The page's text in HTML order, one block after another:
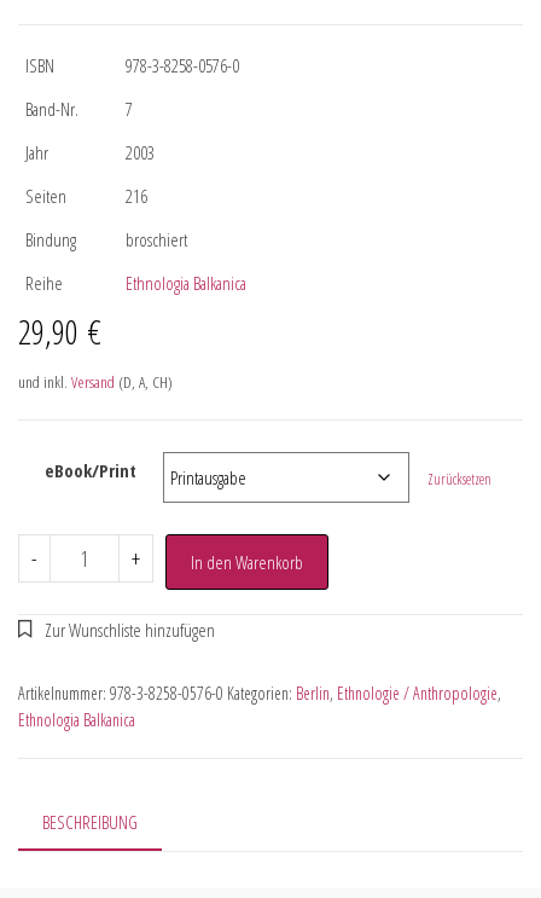
ISBN
978-3-8258-0576-0
Band-Nr.
7
Jahr
2003
Seiten
216
Bindung
broschiert
Reihe
Ethnologia Balkanica
29,90 €
und inkl. Versand (D, A, CH)
eBook/Print Zurücksetzen
- + In den Warenkorb
Artikelnummer: 978-3-8258-0576-0 Kategorien: Berlin, Ethnologie / Anthropologie,
Ethnologia Balkanica
BESCHREIBUNG